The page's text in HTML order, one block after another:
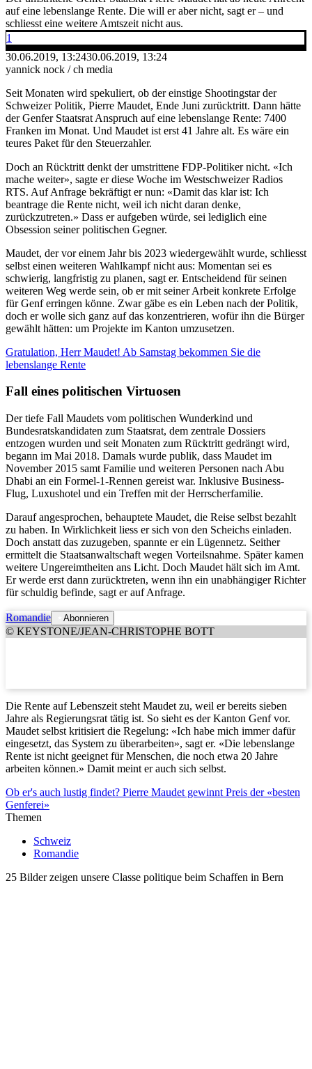
auf eine lebenslange Rente. Die will er aber nicht, sagt er – und
schliesst eine weitere Amtszeit nicht aus.
1
30.06.2019, 13:2430.06.2019, 13:24
yannick nock / ch media
Seit Monaten wird spekuliert, ob der einstige Shootingstar der
Schweizer Politik, Pierre Maudet, Ende Juni zurücktritt. Dann hätte
der Genfer Staatsrat Anspruch auf eine lebenslange Rente: 7400
Franken im Monat. Und Maudet ist erst 41 Jahre alt. Es wäre ein
teures Paket für den Steuerzahler.
Doch an Rücktritt denkt der umstrittene FDP-Politiker nicht. «Ich
mache weiter», sagte er diese Woche im Westschweizer Radios
RTS. Auf Anfrage bekräftigt er nun: «Damit das klar ist: Ich
beantrage die Rente nicht, weil ich nicht daran denke,
zurückzutreten.» Dass er aufgeben würde, sei lediglich eine
Obsession seiner politischen Gegner.
Maudet, der vor einem Jahr bis 2023 wiedergewählt wurde, schliesst
selbst einen weiteren Wahlkampf nicht aus: Momentan sei es
schwierig, langfristig zu planen, sagt er. Entscheidend für seinen
weiteren Weg werde sein, ob er mit seiner Arbeit konkrete Erfolge
für Genf erringen könne. Zwar gäbe es ein Leben nach der Politik,
doch er wolle sich ganz auf das konzentrieren, wofür ihn die Bürger
gewählt hätten: um Projekte im Kanton umzusetzen.
Gratulation, Herr Maudet! Ab Samstag bekommen Sie die
lebenslange Rente
Fall eines politischen Virtuosen
Der tiefe Fall Maudets vom politischen Wunderkind und
Bundesratskandidaten zum Staatsrat, dem zentrale Dossiers
entzogen wurden und seit Monaten zum Rücktritt gedrängt wird,
begann im Mai 2018. Damals wurde publik, dass Maudet im
November 2015 samt Familie und weiteren Personen nach Abu
Dhabi an ein Formel-1-Rennen gereist war. Inklusive Business-
Flug, Luxushotel und ein Treffen mit der Herrscherfamilie.
Darauf angesprochen, behauptete Maudet, die Reise selbst bezahlt
zu haben. In Wirklichkeit liess er sich von den Scheichs einladen.
Doch anstatt das zuzugeben, spannte er ein Lügennetz. Seither
ermittelt die Staatsanwaltschaft wegen Vorteilsnahme. Später kamen
weitere Ungereimtheiten ans Licht. Doch Maudet hält sich im Amt.
Er werde erst dann zurücktreten, wenn ihn ein unabhängiger Richter
für schuldig befinde, sagt er auf Anfrage.
Romandie Abonnieren
© KEYSTONE/JEAN-CHRISTOPHE BOTT
Die Rente auf Lebenszeit steht Maudet zu, weil er bereits sieben
Jahre als Regierungsrat tätig ist. So sieht es der Kanton Genf vor.
Maudet selbst kritisiert die Regelung: «Ich habe mich immer dafür
eingesetzt, das System zu überarbeiten», sagt er. «Die lebenslange
Rente ist nicht geeignet für Menschen, die noch etwa 20 Jahre
arbeiten können.» Damit meint er auch sich selbst.
Ob er's auch lustig findet? Pierre Maudet gewinnt Preis der «besten
Genferei»
Themen
Schweiz
Romandie
25 Bilder zeigen unsere Classe politique beim Schaffen in Bern